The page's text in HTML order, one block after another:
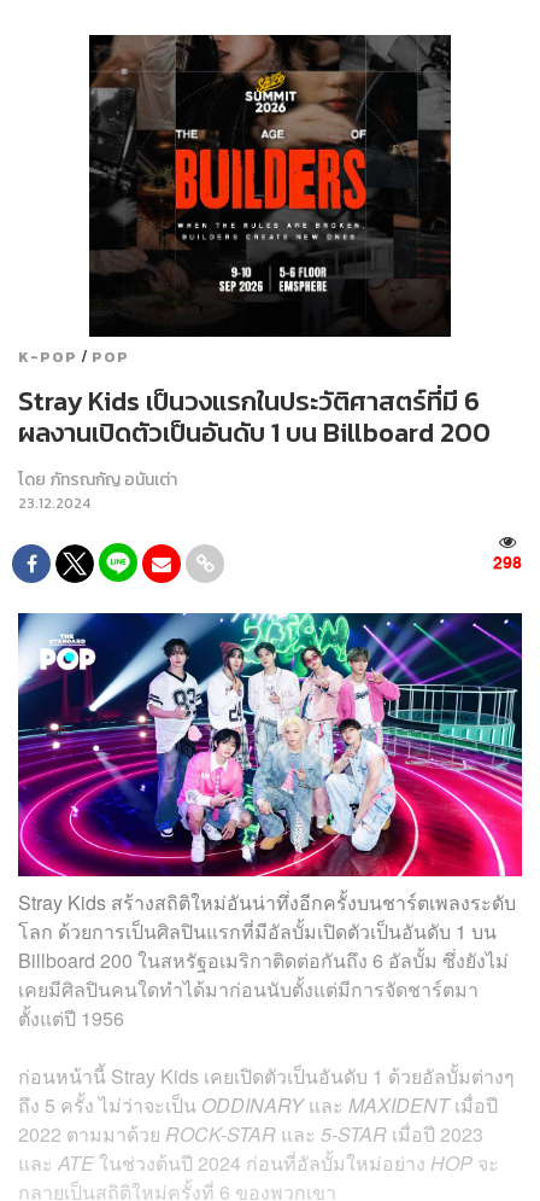
K-POP / POP
Stray Kids เป็นวงแรกในประวัติศาสตร์ที่มี 6
ผลงานเปิดตัวเป็นอันดับ 1 บน Billboard 200
โดย ภัทรณกัญ อนันเต่า
23.12.2024
298
Stray Kids สร้างสถิติใหม่อันน่าทึ่งอีกครั้งบนชาร์ตเพลงระดับ
โลก ด้วยการเป็นศิลปินแรกที่มีอัลบั้มเปิดตัวเป็นอันดับ 1 บน
Billboard 200 ในสหรัฐอเมริกาติดต่อกันถึง 6 อัลบั้ม ซึ่งยังไม่
เคยมีศิลปินคนใดทำได้มาก่อนนับตั้งแต่มีการจัดชาร์ตมา
ตั้งแต่ปี 1956
ก่อนหน้านี้ Stray Kids เคยเปิดตัวเป็นอันดับ 1 ด้วยอัลบั้มต่างๆ
ถึง 5 ครั้ง ไม่ว่าจะเป็น ODDINARYและ MAXIDENTเมื่อปี
2022 ตามมาด้วย ROCK-STAR และ 5-STAR เมื่อปี 2023
และ ATEในช่วงต้นปี 2024 ก่อนที่อัลบั้มใหม่อย่าง HOP จะ
กลายเป็นสถิติใหม่ครั้งที่ 6 ของพวกเขา